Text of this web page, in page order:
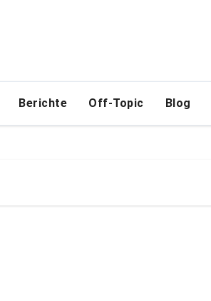
Berichte Off-Topic Blog